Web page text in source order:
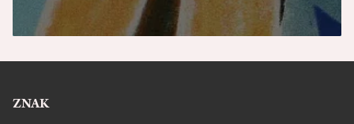
ZNAK